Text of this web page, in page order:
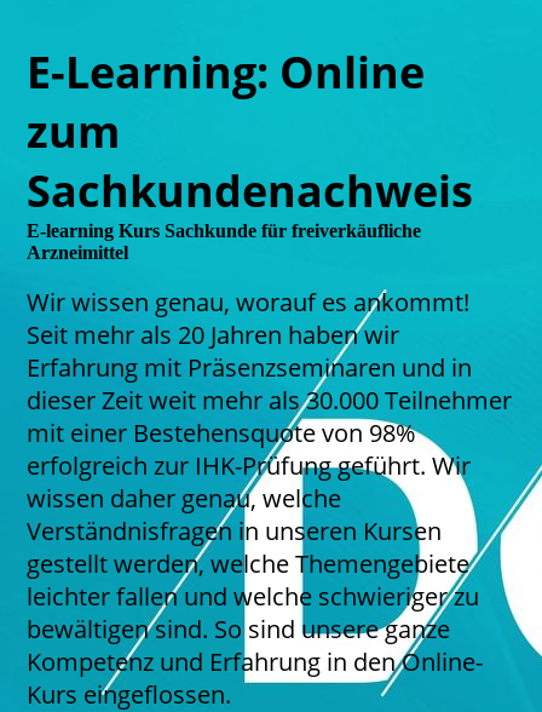
E-Learning: Online
zum
Sachkundenachweis
E-learning Kurs Sachkunde für freiverkäufliche
Arzneimittel
Wir wissen genau, worauf es ankommt!
Seit mehr als 20 Jahren haben wir
Erfahrung mit Präsenzseminaren und in
dieser Zeit weit mehr als 30.000 Teilnehmer
mit einer Bestehensquote von 98%
erfolgreich zur IHK-Prüfung geführt. Wir
wissen daher genau, welche
Verständnisfragen in unseren Kursen
gestellt werden, welche Themengebiete
leichter fallen und welche schwieriger zu
bewältigen sind. So sind unsere ganze
Kompetenz und Erfahrung in den Online-
Kurs eingeflossen.